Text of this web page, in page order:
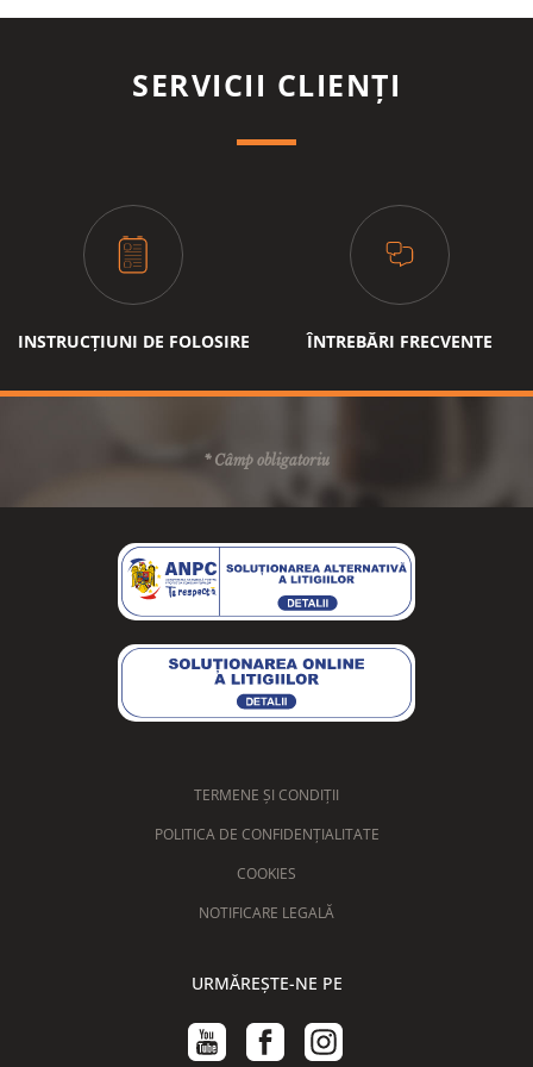
ceas, iar zatul de cafea este folosit ca ingrasamant pentru
regenerabila, cum ar fi biocombustibilul pentru autobuze.
Nespresso implementeaza mereu propria infrastructura de
buna functionare a tuturor proceselor si in privinta acestor
din luna februarie 2018, iar mai multe detalii se pot obtine
prin intermediul Clubului Nespresso.
SERVICII CLIENȚI
INSTRUCȚIUNI DE FOLOSIRE ÎNTREBĂRI FRECVENTE
* Câmp obligatoriu
TERMENE ȘI CONDIȚII
POLITICA DE CONFIDENȚIALITATE
COOKIES
NOTIFICARE LEGALĂ
URMĂREȘTE-NE PE